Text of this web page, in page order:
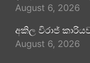
August 6, 2026
අකිල විරාජ්
August 6, 2026